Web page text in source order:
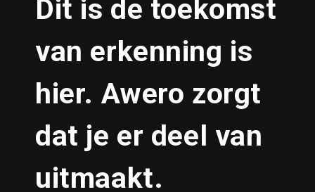
Dit is de toekomst
van erkenning is
hier. Awero zorgt
dat je er deel van
uitmaakt.